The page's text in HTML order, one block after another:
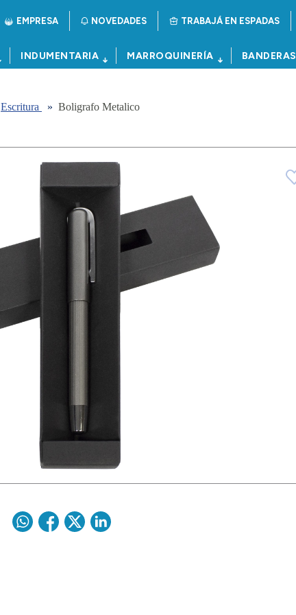
EMPRESA NOVEDADES TRABAJÁ EN ESPADAS
INDUMENTARIA MARROQUINERÍA BANDERAS
Escritura » Boligrafo Metalico